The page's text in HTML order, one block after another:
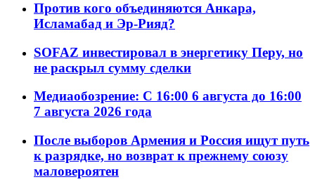
Против кого объединяются Анкара,
Исламабад и Эр-Рияд?
SOFAZ инвестировал в энергетику Перу, но
не раскрыл сумму сделки
Медиаобозрение: С 16:00 6 августа до 16:00
7 августа 2026 года
После выборов Армения и Россия ищут путь
к разрядке, но возврат к прежнему союзу
маловероятен